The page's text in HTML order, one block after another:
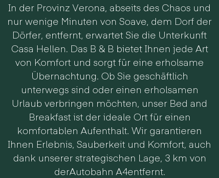
In der Provinz Verona, abseits des Chaos und
nur wenige Minuten von Soave, dem Dorf der
Dörfer, entfernt, erwartet Sie die Unterkunft
Casa Hellen. Das B & B bietet Ihnen jede Art
von Komfort und sorgt für eine erholsame
Übernachtung. Ob Sie geschäftlich
unterwegs sind oder einen erholsamen
Urlaub verbringen möchten, unser Bed and
Breakfast ist der ideale Ort für einen
komfortablen Aufenthalt. Wir garantieren
Ihnen Erlebnis, Sauberkeit und Komfort, auch
dank unserer strategischen Lage, 3 km von
derAutobahn A4entfernt.